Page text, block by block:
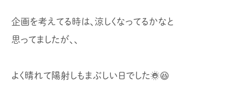
企画を考えてる時は、涼しくなってるかなと
思ってましたが、、
よく晴れて陽射しもまぶしい日でした☀️😆